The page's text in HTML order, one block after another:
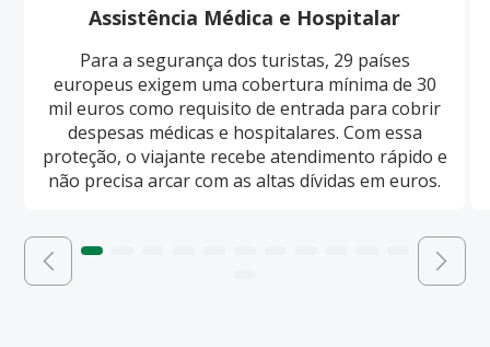
Assistência Médica e Hospitalar
Para a segurança dos turistas, 29 países
europeus exigem uma cobertura mínima de 30
mil euros como requisito de entrada para cobrir
despesas médicas e hospitalares. Com essa
proteção, o viajante recebe atendimento rápido e
não precisa arcar com as altas dívidas em euros.